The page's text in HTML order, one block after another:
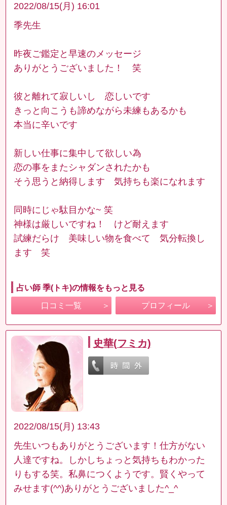
2022/08/15(月) 16:01
季先生
昨夜ご鑑定と早速のメッセージ
ありがとうございました！ 笑
彼と離れて寂しいし 恋しいです
きっと向こうも諦めながら未練もあるかも
本当に辛いです
新しい仕事に集中して欲しい為
恋の事をまたシャダンされたかも
そう思うと納得します 気持ちも楽になれます
同時にじゃ駄目かな~ 笑
神様は厳しいですね！ けど耐えます
試練だらけ 美味しい物を食べて 気分転換し
ます 笑
占い師 季(トキ)の情報をもっと見る
口コミ一覧 プロフィール
史華(フミカ)
2022/08/15(月) 13:43
先生いつもありがとうございます！仕方がない
人達ですね。しかしちょっと気持ちもわかった
りもする笑。私鼻につくようです。賢くやって
みせます(^^)ありがとうございました^_^